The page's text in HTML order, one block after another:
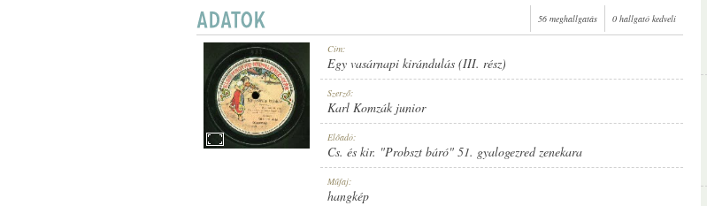
HANGKÉP
1908 KÖRÜL
56 meghallgatás 0 hallgató kedveli
Cím:
Egy vasárnapi kirándulás (III. rész)
Szerző:
Karl Komzák junior
Előadó:
Cs. és kir. "Probszt báró" 51. gyalogezred zenekara
Műfaj:
hangkép